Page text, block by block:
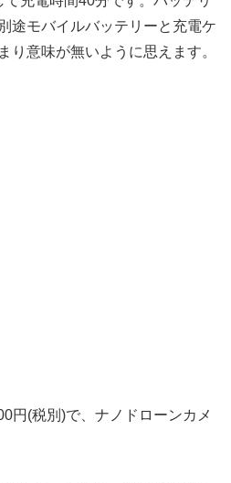
途モバイルバッテリーと充電ケ
り意味が無いように思えます。
円(税別)で、ナノドローンカメ